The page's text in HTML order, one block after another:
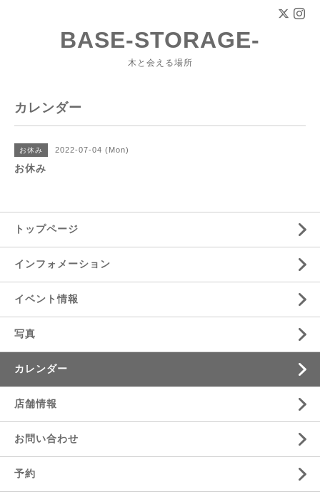
BASE-STORAGE-
木と会える場所
カレンダー
お休み 2022-07-04 (Mon)
お休み
トップページ
インフォメーション
イベント情報
写真
カレンダー
店舗情報
お問い合わせ
予約